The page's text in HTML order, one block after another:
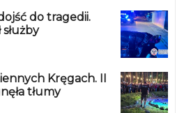
do tragedii.
Kręgach. II
tłumy